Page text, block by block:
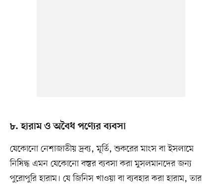
৮. হারাম ও অবৈধ পণ্যের ব্যবসা
যেকোনো নেশাজাতীয় দ্রব্য, মূর্তি, শুকরের মাংস বা ইসলামে
নিষিদ্ধ এমন যেকোনো বস্তুর ব্যবসা করা মুসলমানদের জন্য
পুরোপুরি হারাম। যে জিনিস খাওয়া বা ব্যবহার করা হারাম, তার